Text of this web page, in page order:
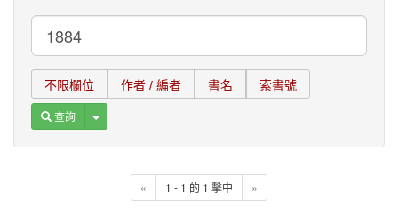
不限欄位 作者 / 編者 書名 索書號
查詢 Toggle Dropdown
« 1 - 1 的 1 擊中 »